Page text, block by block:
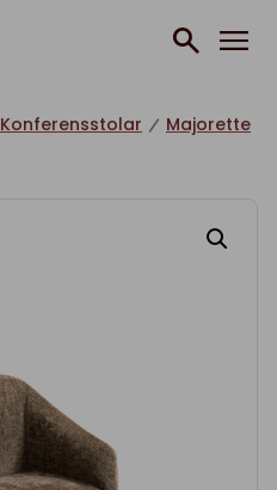
Konferensstolar
Majorette